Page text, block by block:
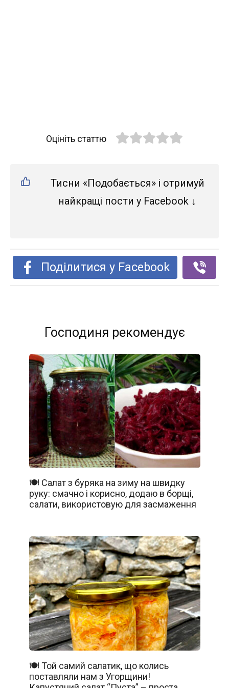
Оцініть статтю
Тисни «Подобається» і отримуй
найкращі пости у Facebook ↓
Поділитися у Facebook
Господиня рекомендує
🍽️ Салат з буряка на зиму на швидку
руку: смачно і корисно, додаю в борщі,
салати, використовую для засмаження
🍽️ Той самий салатик, що колись
поставляли нам з Угорщини!